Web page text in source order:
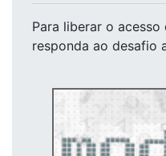
Para liberar o acesso
responda ao desafio